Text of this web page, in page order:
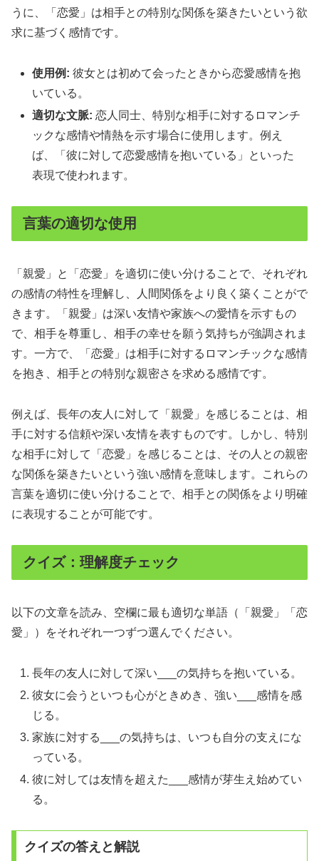
うに、「恋愛」は相手との特別な関係を築きたいという欲
求に基づく感情です。
使用例: 彼女とは初めて会ったときから恋愛感情を抱
いている。
適切な文脈: 恋人同士、特別な相手に対するロマンチ
ックな感情や情熱を示す場合に使用します。例え
ば、「彼に対して恋愛感情を抱いている」といった
表現で使われます。
言葉の適切な使用
「親愛」と「恋愛」を適切に使い分けることで、それぞれ
の感情の特性を理解し、人間関係をより良く築くことがで
きます。「親愛」は深い友情や家族への愛情を示すもの
で、相手を尊重し、相手の幸せを願う気持ちが強調されま
す。一方で、「恋愛」は相手に対するロマンチックな感情
を抱き、相手との特別な親密さを求める感情です。
例えば、長年の友人に対して「親愛」を感じることは、相
手に対する信頼や深い友情を表すものです。しかし、特別
な相手に対して「恋愛」を感じることは、その人との親密
な関係を築きたいという強い感情を意味します。これらの
言葉を適切に使い分けることで、相手との関係をより明確
に表現することが可能です。
クイズ：理解度チェック
以下の文章を読み、空欄に最も適切な単語（「親愛」「恋
愛」）をそれぞれ一つずつ選んでください。
長年の友人に対して深い___の気持ちを抱いている。
彼女に会うといつも心がときめき、強い___感情を感
じる。
家族に対する___の気持ちは、いつも自分の支えにな
っている。
彼に対しては友情を超えた___感情が芽生え始めてい
る。
クイズの答えと解説